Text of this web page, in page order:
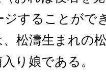
ジすることがで
松濤生まれの
り娘である。